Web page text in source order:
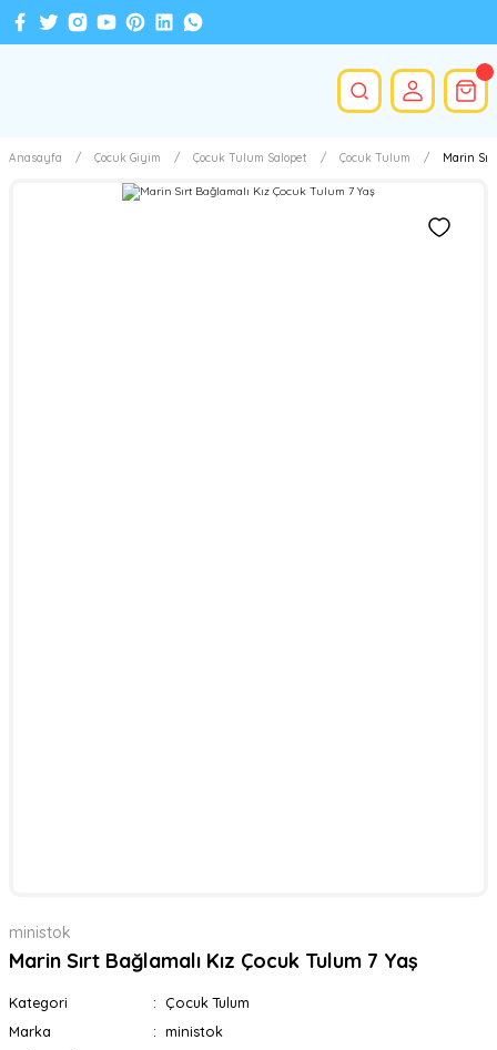
Anasayfa Çocuk Giyim Çocuk Tulum Salopet Çocuk Tulum Marin
ministok
Marin Sırt Bağlamalı Kız Çocuk Tulum 7 Yaş
Kategori
Çocuk Tulum
Marka
ministok